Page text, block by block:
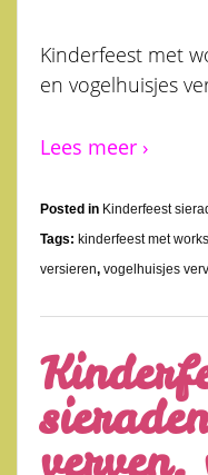
Kinderfeest met
en vogelhuisjes
Lees meer ›
Posted in Kinderfeest
Tags: kinderfeest met
versieren, vogelhuisjes
verven,